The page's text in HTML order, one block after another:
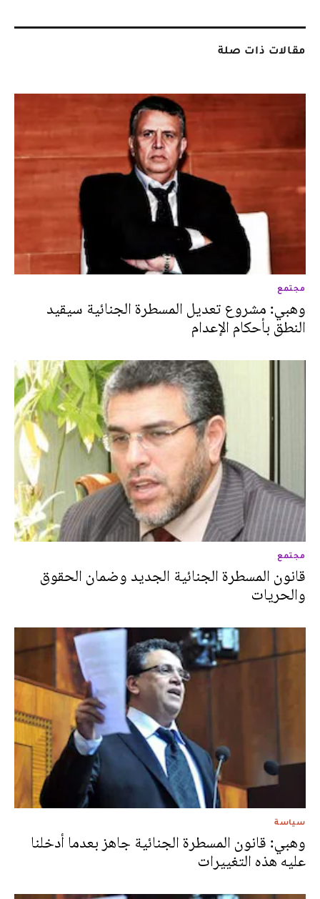
مقالات ذات صلة
مجتمع
وهبي: مشروع تعديل المسطرة الجنائية سيقيد
النطق بأحكام الإعدام
مجتمع
قانون المسطرة الجنائية الجديد وضمان الحقوق
والحريات
سياسة
وهبي: قانون المسطرة الجنائية جاهز بعدما أدخلنا
عليه هذه التغييرات